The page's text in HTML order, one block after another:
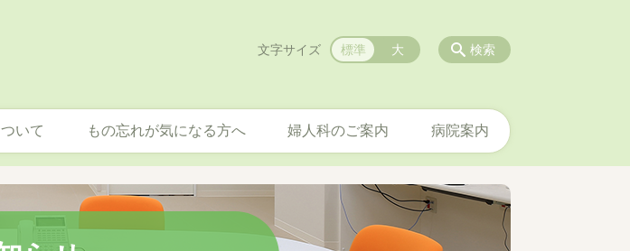
いて もの忘れが気になる方へ 婦人科のご案内 病院案内
検索
文字サイズ 標準 大